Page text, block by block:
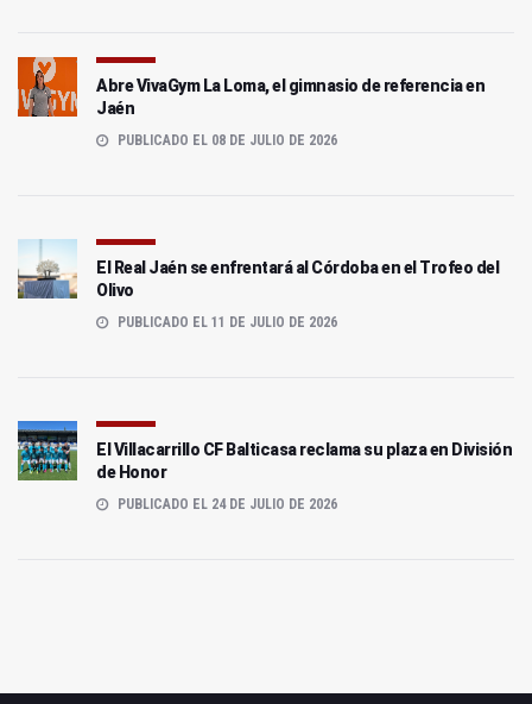
Abre VivaGym La Loma, el gimnasio de referencia en
Jaén
PUBLICADO EL 08 DE JULIO DE 2026
El Real Jaén se enfrentará al Córdoba en el Trofeo del
Olivo
PUBLICADO EL 11 DE JULIO DE 2026
El Villacarrillo CF Balticasa reclama su plaza en División
de Honor
PUBLICADO EL 24 DE JULIO DE 2026